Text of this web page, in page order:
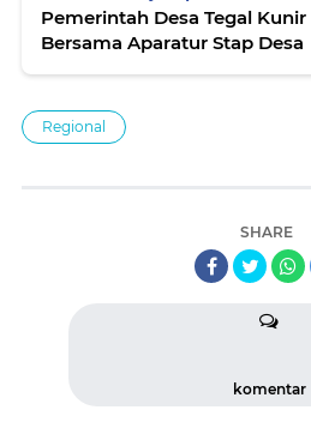
Pemerintah Desa Tegal
Bersama Aparatur Stap Desa
Regional
SHARE
komentar